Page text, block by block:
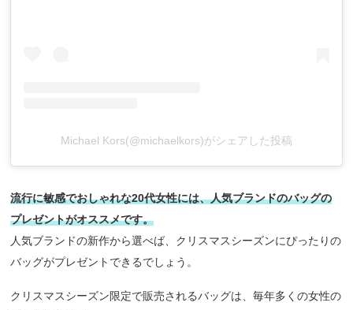
Michael Kors(@michaelkors)がシェアした投稿
流行に敏感でおしゃれな20代女性には、人気ブランドのバッグの
プレゼントがオススメです。
人気ブランドの新作から選べば、クリスマスシーズンにぴったりの
バッグがプレゼントできるでしょう。
クリスマスシーズン限定で販売されるバッグは、毎年多くの女性の